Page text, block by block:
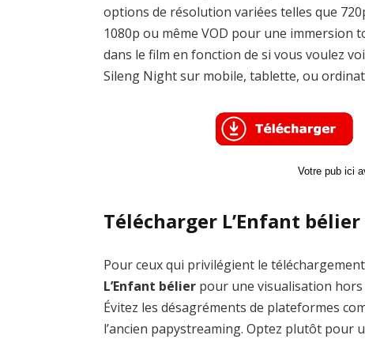
options de résolution variées telles que
1080p ou même VOD pour une immersion
dans le film en fonction de si vous voulez
Sileng Night sur mobile, tablette, ou
Votre pub ici
Télécharger L’Enfant
Pour ceux qui privilégient le
L’Enfant bélier pour une visualisation
Évitez les désagréments de plateformes
l’ancien papystreaming. Optez plutôt pour